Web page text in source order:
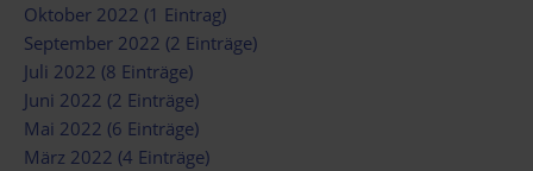
Oktober 2022 (1 Eintrag)
September 2022 (2 Einträge)
Juli 2022 (8 Einträge)
Juni 2022 (2 Einträge)
Mai 2022 (6 Einträge)
März 2022 (4 Einträge)